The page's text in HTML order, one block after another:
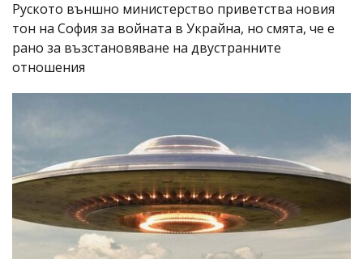
Руското външно министерство приветства новия
тон на София за войната в Украйна, но смята, че е
рано за възстановяване на двустранните
отношения